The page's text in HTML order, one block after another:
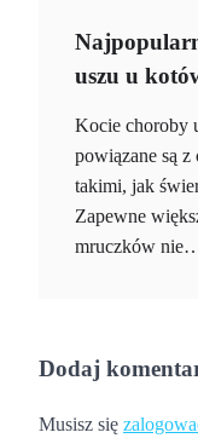
uszu u
Kocie choroby
powiązane są
takimi, jak
Zapewne
mruczków
Dodaj
Musisz się